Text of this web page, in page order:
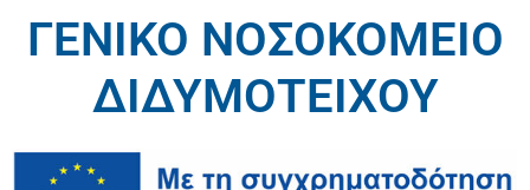
ΓΕΝΙΚΟ ΝΟΣΟΚΟΜΕΙΟ
ΔΙΔΥΜΟΤΕΙΧΟΥ